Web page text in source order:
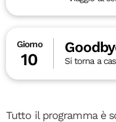
Giorno
10 Si torna a
Tutto il programma è